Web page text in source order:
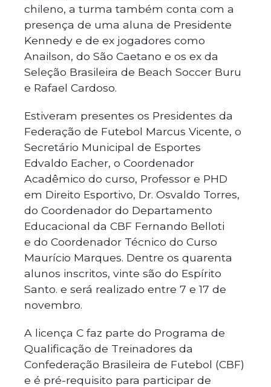
chileno, a turma também conta com a
presença de uma aluna de Presidente
Kennedy e de ex jogadores como
Anailson, do São Caetano e os ex da
Seleção Brasileira de Beach Soccer Buru
e Rafael Cardoso.
Estiveram presentes os Presidentes da
Federação de Futebol Marcus Vicente, o
Secretário Municipal de Esportes
Edvaldo Eacher, o Coordenador
Acadêmico do curso, Professor e PHD
em Direito Esportivo, Dr. Osvaldo Torres,
do Coordenador do Departamento
Educacional da CBF Fernando Belloti
e do Coordenador Técnico do Curso
Maurício Marques. Dentre os quarenta
alunos inscritos, vinte são do Espírito
Santo. e será realizado entre 7 e 17 de
novembro.
A licença C faz parte do Programa de
Qualificação de Treinadores da
Confederação Brasileira de Futebol (CBF)
e é pré-requisito para participar de